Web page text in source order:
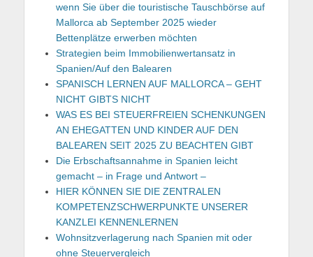
wenn Sie über die touristische Tauschbörse auf
Mallorca ab September 2025 wieder
Bettenplätze erwerben möchten
Strategien beim Immobilienwertansatz in
Spanien/Auf den Balearen
SPANISCH LERNEN AUF MALLORCA – GEHT
NICHT GIBTS NICHT
WAS ES BEI STEUERFREIEN SCHENKUNGEN
AN EHEGATTEN UND KINDER AUF DEN
BALEAREN SEIT 2025 ZU BEACHTEN GIBT
Die Erbschaftsannahme in Spanien leicht
gemacht – in Frage und Antwort –
HIER KÖNNEN SIE DIE ZENTRALEN
KOMPETENZSCHWERPUNKTE UNSERER
KANZLEI KENNENLERNEN
Wohnsitzverlagerung nach Spanien mit oder
ohne Steuervergleich